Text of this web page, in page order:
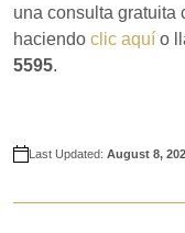
una consulta gratuita
haciendo clic aquí o
5595.
Last Updated: August 8,